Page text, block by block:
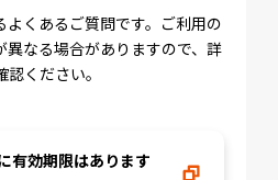
くあるご質問です。ご利用の
異なる場合がありますので、詳
ください。
有効期限はあります